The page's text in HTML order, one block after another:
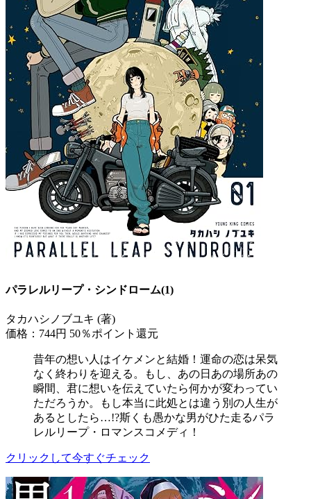
パラレルリープ・シンドローム(1)
タカハシノブユキ (著)
価格：744円 50％ポイント還元
昔年の想い人はイケメンと結婚！運命の恋は呆気
なく終わりを迎える。もし、あの日あの場所あの
瞬間、君に想いを伝えていたら何かが変わってい
ただろうか。もし本当に此処とは違う別の人生が
あるとしたら…!?斯くも愚かな男がひた走るパラ
レルリープ・ロマンスコメディ！
クリックして今すぐチェック